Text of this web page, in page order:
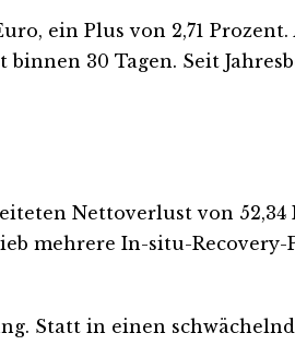
ein Plus von 2,71
30 Tagen. Seit
Nettoverlust von
mehrere In-situ-Recovery-
Statt in einen